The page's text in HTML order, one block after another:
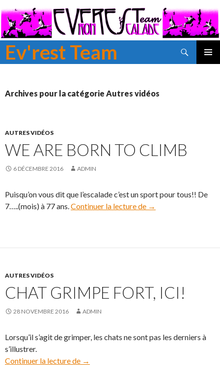
Ev'rest Team
Recherche
ALLER
PRINCIPAL
Archives pour la catégorie Autres vidéos
AUTRES VIDÉOS
WE ARE BORN TO CLIMB
6 DÉCEMBRE 2016 ADMIN
Puisqu’on vous dit que l’escalade c’est un sport pour tous!! De
7…..(mois) à 77 ans. Continuer la lecture de We are born to
→
AUTRES VIDÉOS
CHAT GRIMPE FORT, ICI!
28 NOVEMBRE 2016 ADMIN
Lorsqu’il s’agit de grimper, les chats ne sont pas les derniers à
s’illustrer.
Continuer la lecture de Chat grimpe fort, ici!
→